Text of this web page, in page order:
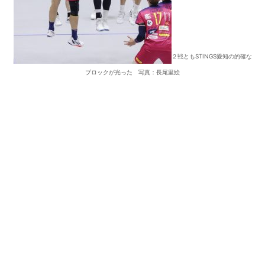
２戦ともSTINGS愛知の的確な
ブロックが光った 写真：長尾里絵